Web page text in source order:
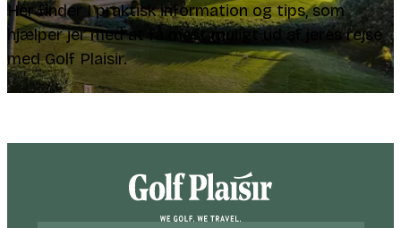
Her finder I praktisk information og tips, som
hjælper jer med at få mest muligt ud af jeres rejse
med Golf Plaisir.